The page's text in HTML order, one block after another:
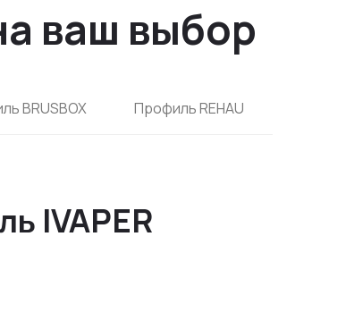
ваш выбор
BRUSBOX Профиль REHAU
IVAPER